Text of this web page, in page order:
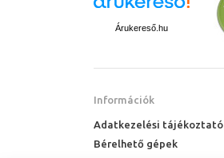
Árukereső.hu
Információk
Adatkezelési tájékoztató
Bérelhető gépek